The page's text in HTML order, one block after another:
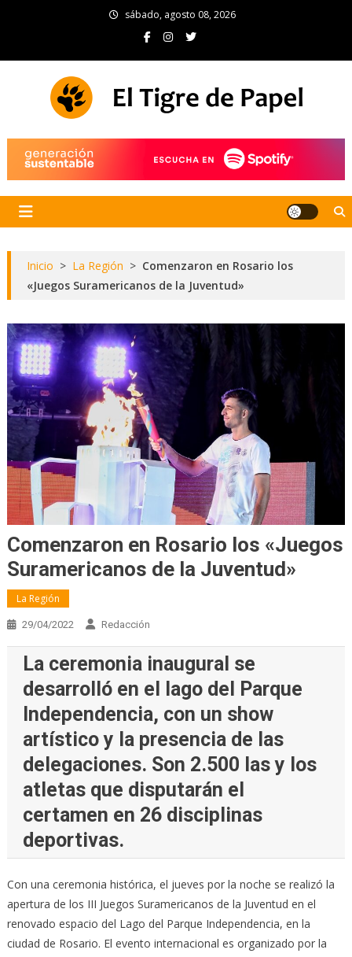
sábado, agosto 08, 2026
Inicio > La Región > Comenzaron en Rosario los
«Juegos Suramericanos de la Juventud»
Comenzaron en Rosario los «Juegos
Suramericanos de la Juventud»
La Región
29/04/2022 Redacción
La ceremonia inaugural se
desarrolló en el lago del Parque
Independencia, con un show
artístico y la presencia de las
delegaciones. Son 2.500 las y los
atletas que disputarán el
certamen en 26 disciplinas
deportivas.
Con una ceremonia histórica, el jueves por la noche se realizó la
apertura de los III Juegos Suramericanos de la Juventud en el
renovado espacio del Lago del Parque Independencia, en la
ciudad de Rosario. El evento internacional es organizado por la